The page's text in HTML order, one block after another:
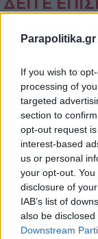
Parapolitika.gr
If you wish to
processing of
targeted
section to
opt-out request
interest-based
us or personal
your opt-out.
disclosure of
IAB’s list of
also be
Downstream